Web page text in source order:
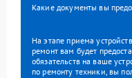
Какие документы вы
На этапе приема
ремонт вам будет
обязательств на ваше
по ремонту техники, вы